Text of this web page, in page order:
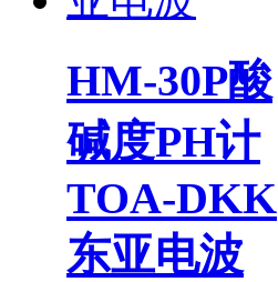
HM-30P酸
碱度PH计
TOA-DKK
东亚电波